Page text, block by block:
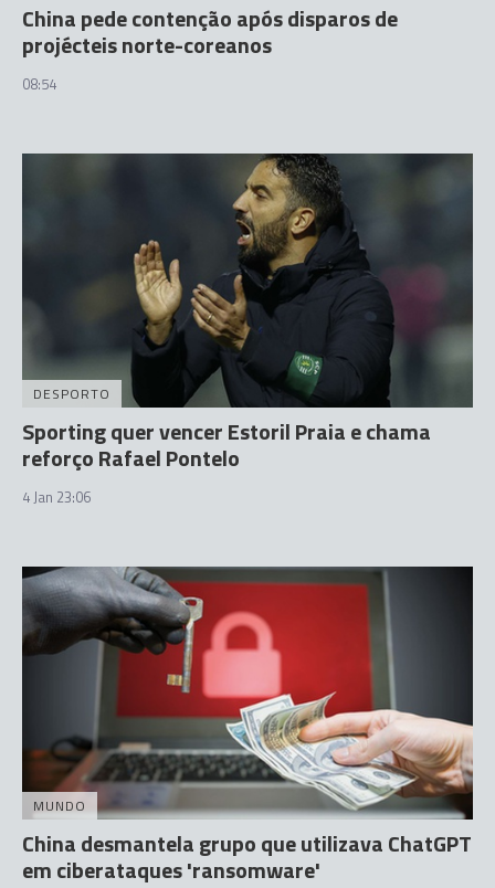
China pede contenção após disparos de
projécteis norte-coreanos
08:54
DESPORTO
Sporting quer vencer Estoril Praia e chama
reforço Rafael Pontelo
4 Jan 23:06
MUNDO
China desmantela grupo que utilizava ChatGPT
em ciberataques 'ransomware'